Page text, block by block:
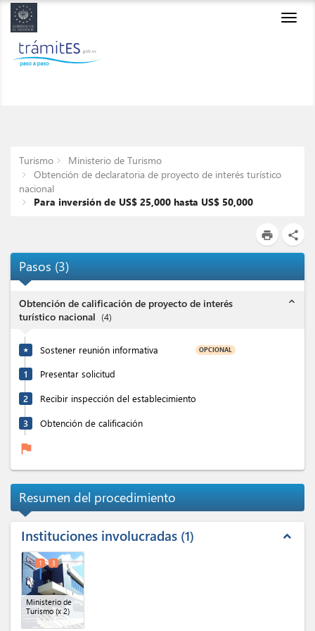
Turismo
Ministerio de Turismo
Obtención de declaratoria de proyecto de interés turístico
nacional
Para inversión de US$ 25,000 hasta US$ 50,000
print share
Pasos (3)
Obtención de calificación de proyecto de interés
turístico nacional (4)
expand_less
★ Sostener reunión informativa OPCIONAL
1 Presentar solicitud
2 Recibir inspección del establecimiento
3 Obtención de calificación
flag
Resumen del procedimiento
Instituciones involucradas 1 expand_less
Ministerio de
Turismo(x 2)
1 3